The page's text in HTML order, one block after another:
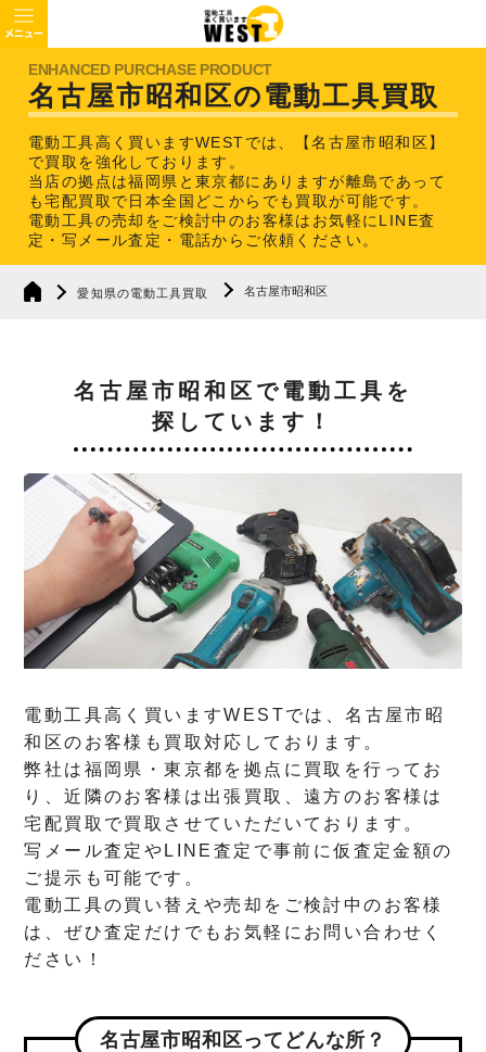
名古屋市昭和区の電動工具買取
電動工具高く買いますWESTでは、【名古屋市昭和区】
で買取を強化しております。
当店の拠点は福岡県と東京都にありますが離島であって
も宅配買取で日本全国どこからでも買取が可能です。
電動工具の売却をご検討中のお客様はお気軽にLINE査
定・写メール査定・電話からご依頼ください。
愛知県の電動工具買取 名古屋市昭和区
名古屋市昭和区で電動工具を
探しています！
電動工具高く買いますWESTでは、名古屋市昭
和区のお客様も買取対応しております。
弊社は福岡県・東京都を拠点に買取を行ってお
り、近隣のお客様は出張買取、遠方のお客様は
宅配買取で買取させていただいております。
写メール査定やLINE査定で事前に仮査定金額の
ご提示も可能です。
電動工具の買い替えや売却をご検討中のお客様
は、ぜひ査定だけでもお気軽にお問い合わせく
ださい！
名古屋市昭和区ってどんな所？